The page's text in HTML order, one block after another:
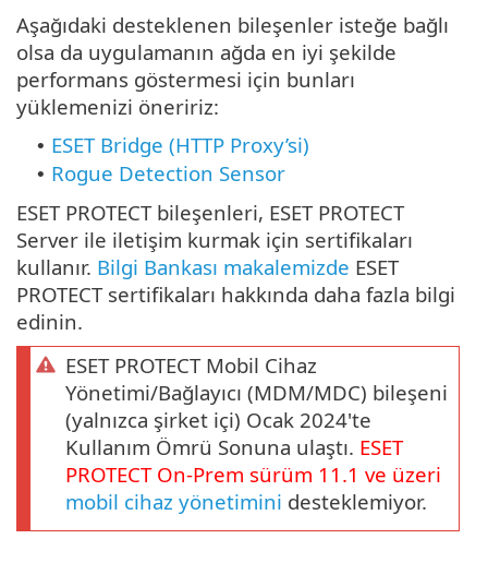
Aşağıdaki desteklenen bileşenler isteğe bağlı
olsa da uygulamanın ağda en iyi şekilde
performans göstermesi için bunları
yüklemenizi öneririz:
• ESET Bridge (HTTP Proxy’si)
• Rogue Detection Sensor
ESET PROTECT bileşenleri, ESET PROTECT
Server ile iletişim kurmak için sertifikaları
kullanır. Bilgi Bankası makalemizde ESET
PROTECT sertifikaları hakkında daha fazla bilgi
edinin.
ESET PROTECT Mobil Cihaz
Yönetimi/Bağlayıcı (MDM/MDC) bileşeni
(yalnızca şirket içi) Ocak 2024'te
Kullanım Ömrü Sonuna ulaştı. ESET
PROTECT On-Prem sürüm 11.1 ve üzeri
mobil cihaz yönetimini desteklemiyor.